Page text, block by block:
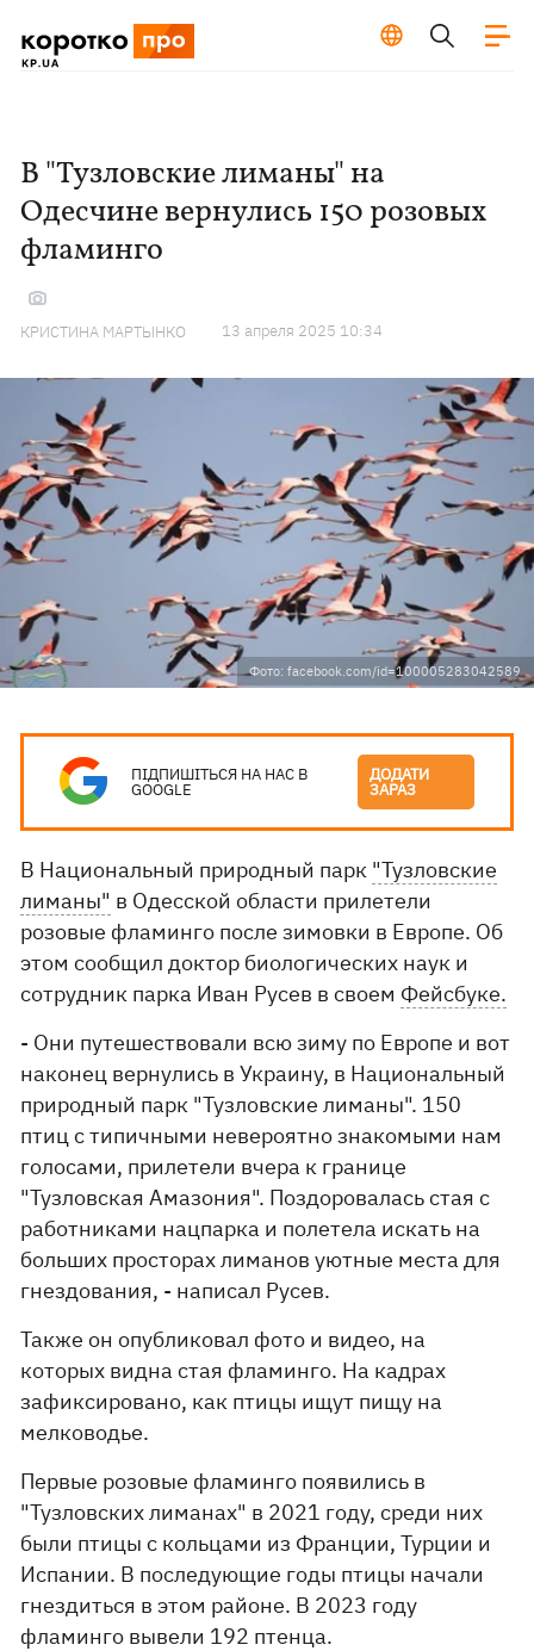
В "Тузловские лиманы" на
Одесчине вернулись 150 розовых
фламинго
КРИСТИНА МАРТЫНКО 13 апреля 2025 10:34
Фото: facebook.com/id=100005283042589
ПІДПИШІТЬСЯ НА НАС В
GOOGLE
ДОДАТИ
ЗАРАЗ
В Национальный природный парк "Тузловские
лиманы" в Одесской области прилетели
розовые фламинго после зимовки в Европе. Об
этом сообщил доктор биологических наук и
сотрудник парка Иван Русев в своем Фейсбуке.
- Они путешествовали всю зиму по Европе и вот
наконец вернулись в Украину, в Национальный
природный парк "Тузловские лиманы". 150
птиц с типичными невероятно знакомыми нам
голосами, прилетели вчера к границе
"Тузловская Амазония". Поздоровалась стая с
работниками нацпарка и полетела искать на
больших просторах лиманов уютные места для
гнездования, - написал Русев.
Также он опубликовал фото и видео, на
которых видна стая фламинго. На кадрах
зафиксировано, как птицы ищут пищу на
мелководье.
Первые розовые фламинго появились в
"Тузловских лиманах" в 2021 году, среди них
были птицы с кольцами из Франции, Турции и
Испании. В последующие годы птицы начали
гнездиться в этом районе. В 2023 году
фламинго вывели 192 птенца.